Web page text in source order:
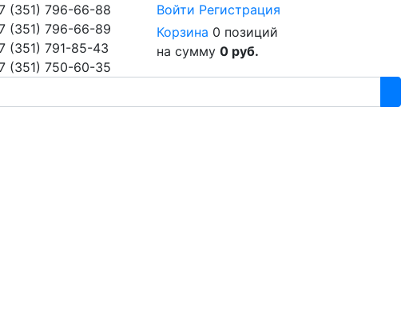
(351) 796-66-88
(351) 796-66-89
(351) 791-85-43
(351) 750-60-35
Войти Регистрация
Корзина 0 позиций
на сумму 0 руб.